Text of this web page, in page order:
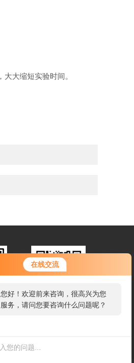
在线交流
您好！欢迎前来咨询，很高兴为您
服务，请问您要咨询什么问题呢？
大缩短实验时间。
移动端浏览